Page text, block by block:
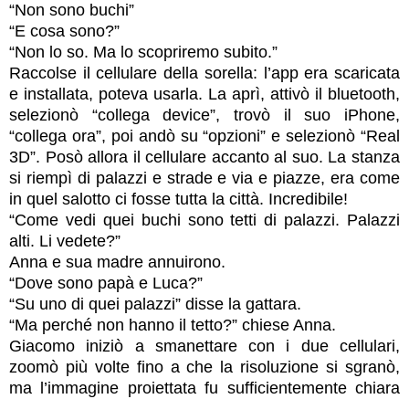
“Non sono buchi”
“E cosa sono?”
“Non lo so. Ma lo scopriremo subito.”
Raccolse il cellulare della sorella: l’app era scaricata
e installata, poteva usarla. La aprì, attivò il bluetooth,
selezionò “collega device”, trovò il suo iPhone,
“collega ora”, poi andò su “opzioni” e selezionò “Real
3D”. Posò allora il cellulare accanto al suo. La stanza
si riempì di palazzi e strade e via e piazze, era come
in quel salotto ci fosse tutta la città. Incredibile!
“Come vedi quei buchi sono tetti di palazzi. Palazzi
alti. Li vedete?”
Anna e sua madre annuirono.
“Dove sono papà e Luca?”
“Su uno di quei palazzi” disse la gattara.
“Ma perché non hanno il tetto?” chiese Anna.
Giacomo iniziò a smanettare con i due cellulari,
zoomò più volte fino a che la risoluzione si sgranò,
ma l’immagine proiettata fu sufficientemente chiara